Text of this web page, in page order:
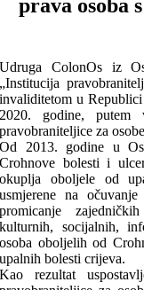
prava osoba
Udruga ColonOs iz
„Institucija
invaliditetom u Republici
2020. godine, putem
pravobraniteljice za
Od 2013. godine u
Crohnove bolesti i
okuplja oboljele od
usmjerene na
promicanje
kulturnih, socijalnih,
osoba oboljelih od
upalnih bolesti crijeva.
Kao rezultat